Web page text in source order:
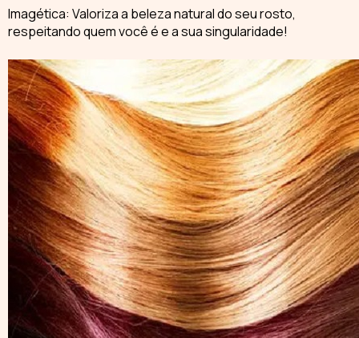
Imagética: Valoriza a beleza natural do seu rosto,
respeitando quem você é e a sua singularidade!